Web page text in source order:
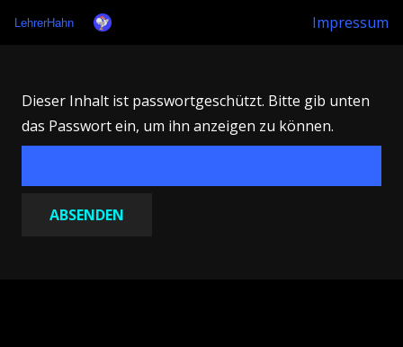
LehrerHahn Impressum
Dieser Inhalt ist passwortgeschützt. Bitte gib unten
das Passwort ein, um ihn anzeigen zu können.